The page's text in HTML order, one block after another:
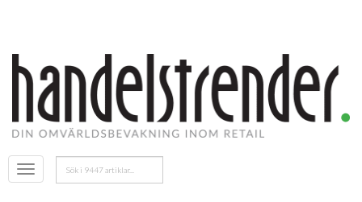
Öppna
menyn
Sök
efter: